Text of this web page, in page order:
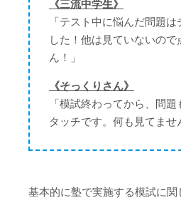
《三流中学生》
「テスト中に悩んだ問題
した！他は見ていないの
ん！」
《そっくりさん》
「模試終わってから、問
タッチです。何も見てませ
基本的に塾で実施する模試に